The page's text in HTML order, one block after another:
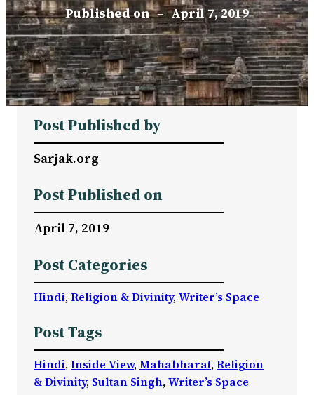
Published on – April 7, 2019
Post Published by
Sarjak.org
Post Published on
April 7, 2019
Post Categories
Hindi, Religion & Divinity, Writer’s Space
Post Tags
Hindi, Inside View, Mahabharat, Religion
& Divinity, Sultan Singh, Writer’s Space